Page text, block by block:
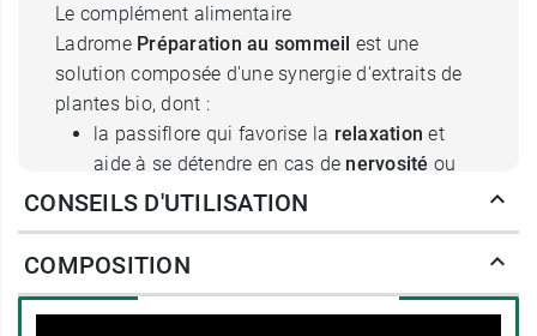
Le complément alimentaire
LadromePréparation au sommeil est une
solution composée d'une synergie d'extraits de
plantes bio, dont :
la passiflore qui favorise la relaxation et
aide à se détendre en cas de nervosité ou
d' excitation.
qui favorise un
Posologie de Ladrôme Bio
CONSEILS D'UTILISATION
COMPOSITION